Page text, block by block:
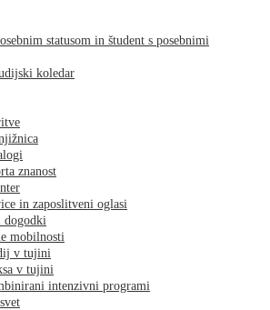
statusom in študent s posebnimi
koledar
znanost
in zaposlitveni oglasi
dogodki
mobilnosti
v tujini
v tujini
intenzivni programi